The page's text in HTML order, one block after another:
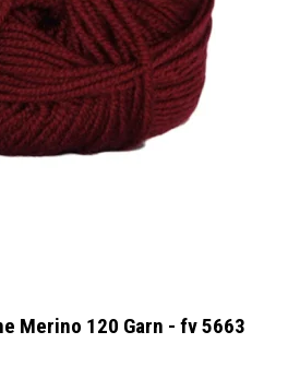
Merino 120 Garn - fv 5663